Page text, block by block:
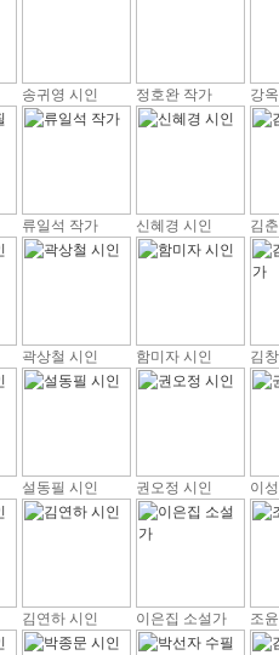
송귀영 시인 정호완 작가 강
류일석 작가 신혜경 시인 김
곽상철 시인 함미자 시인 김
설동필 시인 권오정 시인 이
김연하 시인 이은집 소설가 조